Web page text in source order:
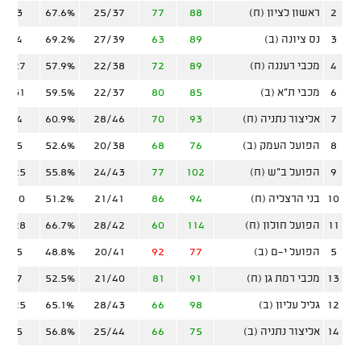
2 ראשון לציון (ח) 88
77
25/37
67.6%
23
3 נס ציונה (ב) 89
63
27/39
69.2%
24
4 מכבי רעננה (ח) 89
72
22/38
57.9%
27
6 מכבי ת"א (ב) 85
80
22/37
59.5%
31
7 אליצור נתניה (ח) 93
70
28/46
60.9%
24
8 הפועל העמק (ב) 76
68
20/38
52.6%
25
9 הפועל ב"ש (ח) 102
77
24/43
55.8%
25
10 בני הרצליה (ח) 94
86
21/41
51.2%
30
11 הפועל חולון (ח) 114
60
28/42
66.7%
28
5 הפועל י-ם (ב) 77
92
20/41
48.8%
25
13 מכבי רמת גן (ח) 91
81
21/40
52.5%
27
12 גליל עליון (ב) 98
66
28/43
65.1%
25
14 אליצור נתניה (ב) 75
66
25/44
56.8%
25